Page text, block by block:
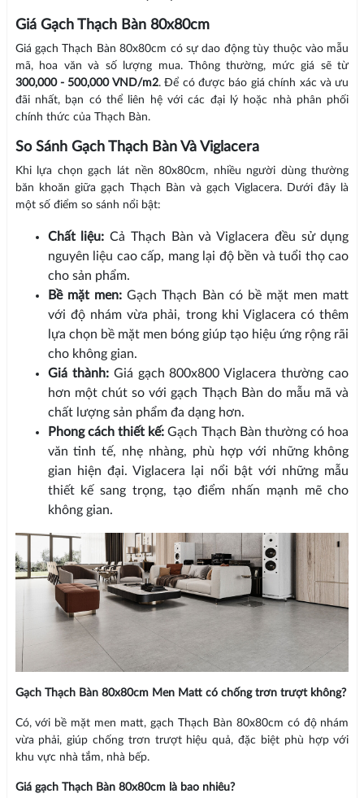
Giá Gạch Thạch Bàn 80x80cm
Giá gạch Thạch Bàn 80x80cm có sự dao động tùy thuộc vào mẫu
mã, hoa văn và số lượng mua. Thông thường, mức giá sẽ từ
300,000 - 500,000 VND/m2. Để có được báo giá chính xác và ưu
đãi nhất, bạn có thể liên hệ với các đại lý hoặc nhà phân phối
chính thức của Thạch Bàn.
So Sánh Gạch Thạch Bàn Và Viglacera
Khi lựa chọn gạch lát nền 80x80cm, nhiều người dùng thường
băn khoăn giữa gạch Thạch Bàn và gạch Viglacera. Dưới đây là
một số điểm so sánh nổi bật:
Chất liệu: Cả Thạch Bàn và Viglacera đều sử dụng
nguyên liệu cao cấp, mang lại độ bền và tuổi thọ cao
cho sản phẩm.
Bề mặt men:Gạch Thạch Bàn có bề mặt men matt
với độ nhám vừa phải, trong khi Viglacera có thêm
lựa chọn bề mặt men bóng giúp tạo hiệu ứng rộng rãi
cho không gian.
Giá thành:Giá gạch 800x800 Viglacera thường cao
hơn một chút so với gạch Thạch Bàn do mẫu mã và
chất lượng sản phẩm đa dạng hơn.
Phong cách thiết kế: Gạch Thạch Bàn thường có hoa
văn tinh tế, nhẹ nhàng, phù hợp với những không
gian hiện đại. Viglacera lại nổi bật với những mẫu
thiết kế sang trọng, tạo điểm nhấn mạnh mẽ cho
không gian.
Gạch Thạch Bàn 80x80cm Men Matt có chống trơn trượt không?
Có, với bề mặt men matt, gạch Thạch Bàn 80x80cm có độ nhám
vừa phải, giúp chống trơn trượt hiệu quả, đặc biệt phù hợp với
khu vực nhà tắm, nhà bếp.
Giá gạch Thạch Bàn 80x80cm là bao nhiêu?